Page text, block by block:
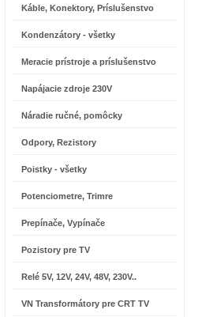
Káble, Konektory, Príslušenstvo
Kondenzátory - všetky
Meracie prístroje a príslušenstvo
Napájacie zdroje 230V
Náradie ručné, pomôcky
Odpory, Rezistory
Poistky - všetky
Potenciometre, Trimre
Prepínače, Vypínače
Pozistory pre TV
Relé 5V, 12V, 24V, 48V, 230V..
VN Transformátory pre CRT TV